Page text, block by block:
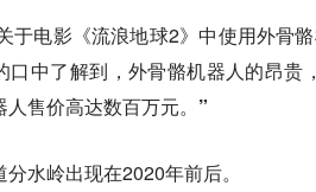
于电影《流浪地球2》中使用外骨
口中了解到，外骨骼机器人的昂贵，
人售价高达数百万元。”
水岭出现在2020年前后。